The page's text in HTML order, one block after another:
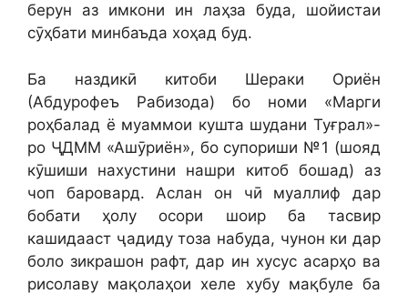
берун аз имкони ин лаҳза буда, шойистаи
сӯҳбати минбаъда хоҳад буд.
Ба наздикӣ китоби Шераки Ориён
(Абдурофеъ Рабизода) бо номи «Марги
роҳбалад ё муаммои кушта шудани Туғрал»-
ро ҶДММ «Ашӯриён», бо супориши №1 (шояд
кӯшиши нахустини нашри китоб бошад) аз
чоп баровард. Аслан он чӣ муаллиф дар
бобати ҳолу осори шоир ба тасвир
кашидааст ҷадиду тоза набуда, чунон ки дар
боло зикрашон рафт, дар ин хусус асарҳо ва
рисолаву мақолаҳои хеле хубу мақбуле ба